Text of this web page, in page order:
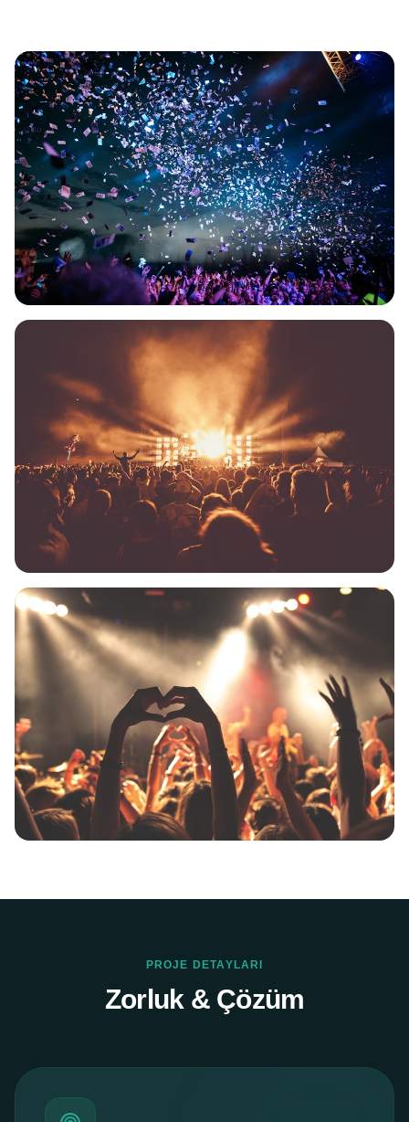
PROJE DETAYLARI
Zorluk & Çözüm